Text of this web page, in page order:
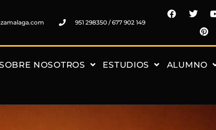
951 298350 / 677 902 149
NOSOTROS ESTUDIOS ALUMNO